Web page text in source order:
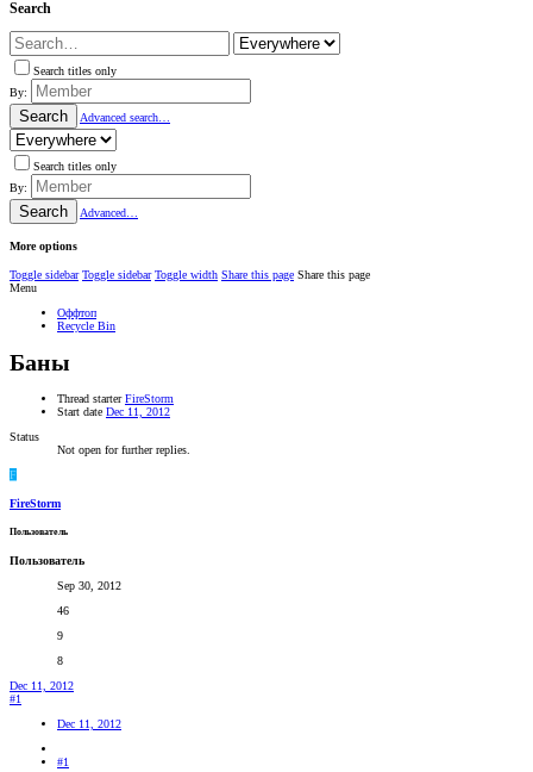
Search
Search titles only
By:
Search Advanced search…
Search titles only
By:
Search Advanced…
More options
Toggle sidebar Toggle sidebar Toggle width Share this page Share this page
Menu
Оффтоп
Recycle Bin
Баны
Thread starter FireStorm
Start date Dec 11, 2012
Status
Not open for further replies.
F
FireStorm
Пользователь
Пользователь
Sep 30, 2012
46
9
8
Dec 11, 2012
#1
Dec 11, 2012
#1